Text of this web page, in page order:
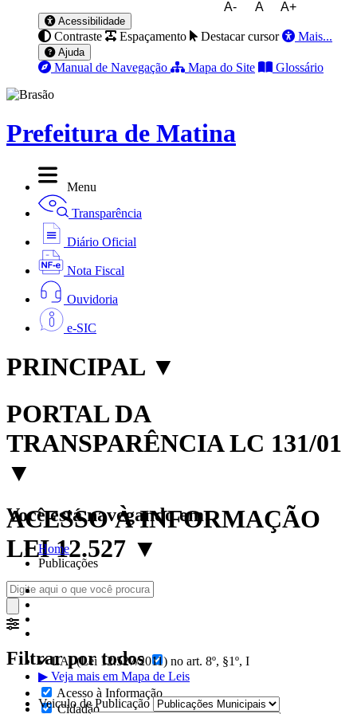
A- A A+
Acessibilidade
Contraste Espaçamento Destacar cursor Mais...
Ajuda
Manual de Navegação Mapa do Site Glossário
Prefeitura de Matina
Menu
Transparência
Diário Oficial
Nota Fiscal
Ouvidoria
e-SIC
PRINCIPAL ▼
PORTAL DA
TRANSPARÊNCIA LC 131/01
▼
ACESSO À INFORMAÇÃO
LEI 12.527 ▼
Filtrar por todos
Acesso à Informação
Cidadão
Você está navegando em:
Home
Publicações
✔ LAI (Lei 12.527/2011) no art. 8º, §1º, I
▶ Veja mais em Mapa de Leis
Veiculo de Publicação